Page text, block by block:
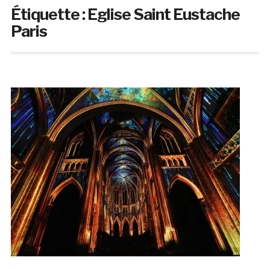
Étiquette :Eglise Saint Eustache
Paris